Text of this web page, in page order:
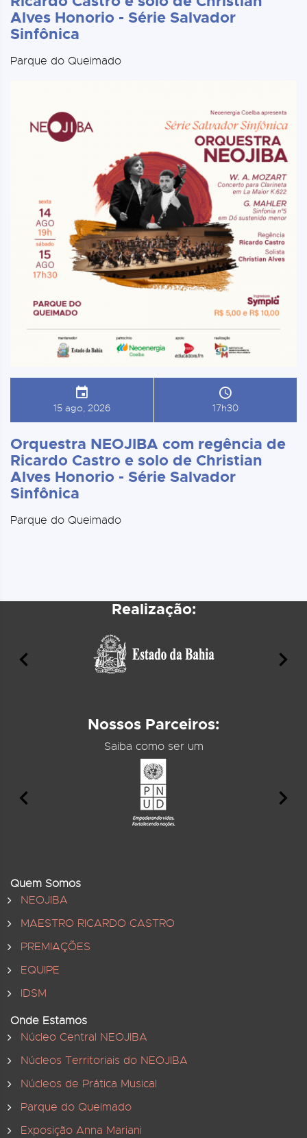
Alves Honorio - Série Salvador
Sinfônica
Parque do Queimado
15 ago, 2026 17h30
Orquestra NEOJIBA com regência de
Ricardo Castro e solo de Christian
Alves Honorio - Série Salvador
Sinfônica
Parque do Queimado
Realização:
Nossos Parceiros:
Saiba como ser um
Quem Somos
NEOJIBA
MAESTRO RICARDO CASTRO
PREMIAÇÕES
EQUIPE
IDSM
Onde Estamos
Núcleo Central NEOJIBA
Núcleos Territoriais do NEOJIBA
Núcleos de Prática Musical
Parque do Queimado
Exposição Anna Mariani